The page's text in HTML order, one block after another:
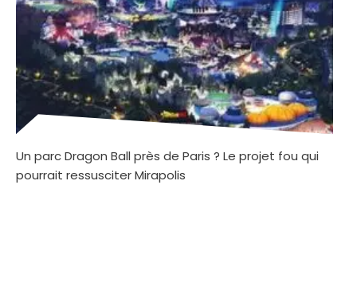
Un parc Dragon Ball près de Paris ? Le projet fou qui
pourrait ressusciter Mirapolis